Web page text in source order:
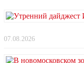
07.08.2026